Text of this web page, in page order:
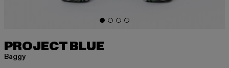
PROJECT BLUE
Baggy